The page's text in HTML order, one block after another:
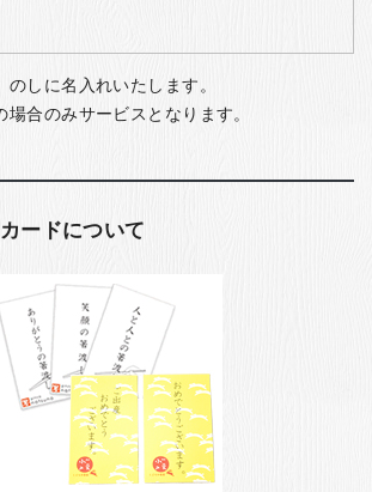
のしに名入れいたします。
場合のみサービスとなります。
ードについて